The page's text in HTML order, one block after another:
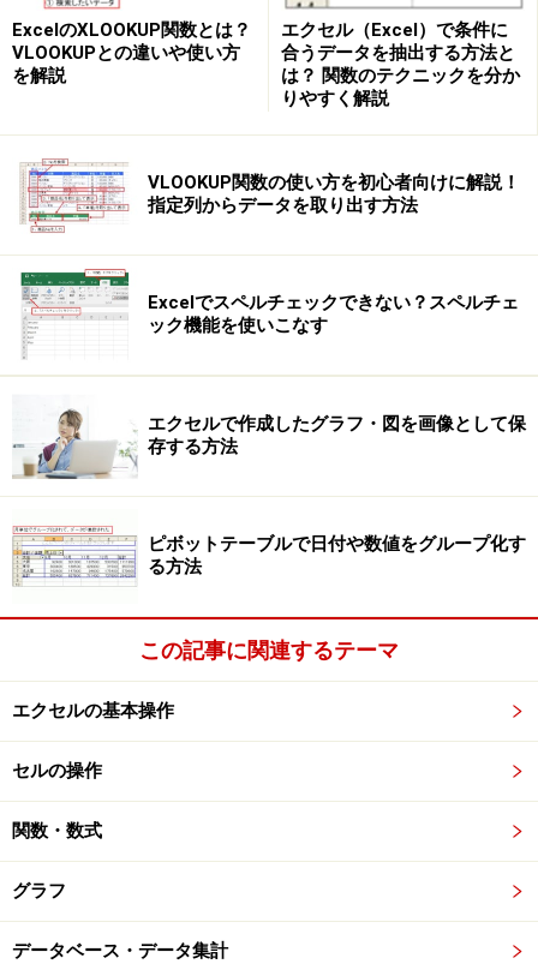
ます。
スペルチェック機能が実行され、辞書にない英単語、つ
まりスペルミスがある英単語が見つかったら、その英単
語が入力されているセルが選択されて、「スペルチェッ
ク」ダイアログボックスが表示され、「修正候補」が一
覧で表示されます。
「スペルチェック」ダイアログボックスが表示される
「修正候補」に正しいスペルがあった場合は、そのスペ
ルを選択して「修正」ボタンをクリックします。もし、
い場合は「無視」ボタンをクリックしてください。
スが表示されなかった英単語については、Excelの辞書と
比較した範囲で「スペルミスはなし」と判断できます。
また、スペルミスが全く見つからなかった場合は、この
ExcelのXLOOKUP関数とは？
VLOOKUPとの違いや使い方
を解説
エクセル（Excel）で条件に
合うデータを抽出する方法と
は？ 関数のテクニックを分か
りやすく解説
VLOOKUP関数の使い方を初心者向けに解説！
指定列からデータを取り出す方法
Excelでスペルチェックできない？スペルチェ
ック機能を使いこなす
エクセルで作成したグラフ・図を画像として保
存する方法
ピボットテーブルで日付や数値をグループ化す
る方法
この記事に関連するテーマ
エクセルの基本操作
セルの操作
関数・数式
グラフ
データベース・データ集計